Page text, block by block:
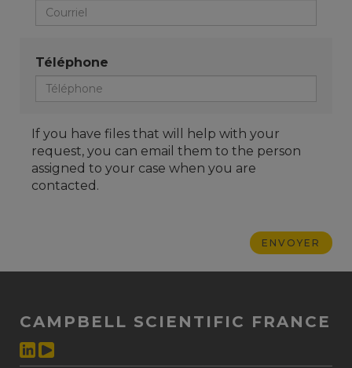
Téléphone
If you have files that will help with your
request, you can email them to the person
assigned to your case when you are
contacted.
CAMPBELL SCIENTIFIC FRANCE